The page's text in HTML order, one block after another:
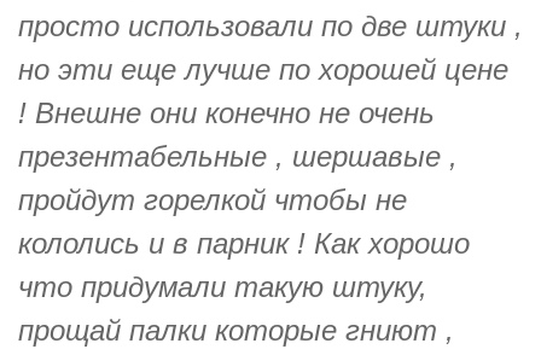
просто использовали по две штуки ,
но эти еще лучше по хорошей цене
! Внешне они конечно не очень
презентабельные , шершавые ,
пройдут горелкой чтобы не
кололись и в парник ! Как хорошо
что придумали такую штуку,
прощай палки которые гниют ,